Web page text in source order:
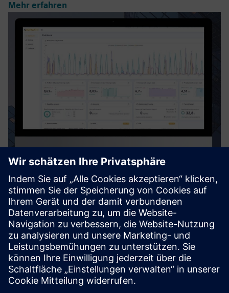
Mehr erfahren
Digiwatt Building
Digiwatt Building is a cloud-based BEMS that uses AI and
NILM to monitor, analyze, and optimize energy use in
buildings – cutting waste, lowering costs, and supporting
ESG goals.
Mehr erfahren